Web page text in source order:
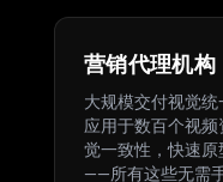
营销代理机构
大规模交付视觉
应用于数百个视
觉一致性，快速
——所有这些无需